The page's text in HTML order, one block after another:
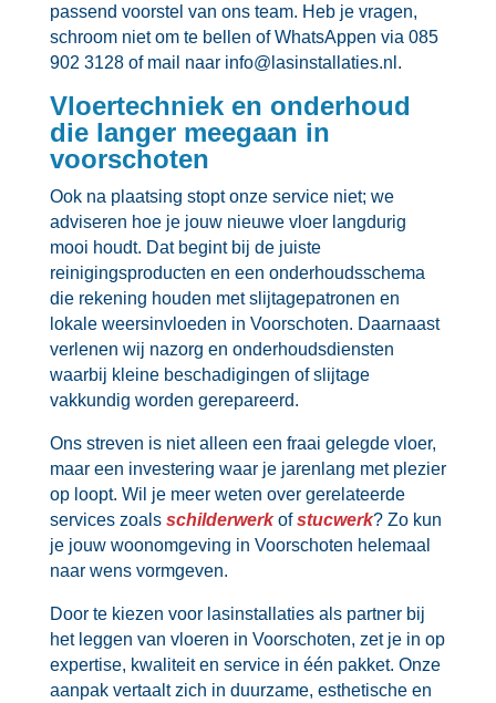
passend voorstel van ons team.​ Heb je vragen,
schroom niet om te bellen of WhatsAppen via 085
902 3128 of mail naar info@lasinstallaties.​nl.​
Vloertechniek en onderhoud
die langer meegaan in
voorschoten
Ook na plaatsing stopt onze service niet; we
adviseren hoe je jouw nieuwe vloer langdurig
mooi houdt.​ Dat begint bij de juiste
reinigingsproducten en een onderhoudsschema
die rekening houden met slijtagepatronen en
lokale weersinvloeden in Voorschoten.​ Daarnaast
verlenen wij nazorg en onderhoudsdiensten
waarbij kleine beschadigingen of slijtage
vakkundig worden gerepareerd.​
Ons streven is niet alleen een fraai gelegde vloer,
maar een investering waar je jarenlang met plezier
op loopt.​ Wil je meer weten over gerelateerde
services zoals schilderwerkofstucwerk? Zo kun
je jouw woonomgeving in Voorschoten helemaal
naar wens vormgeven.​
Door te kiezen voor lasinstallaties als partner bij
het leggen van vloeren in Voorschoten, zet je in op
expertise, kwaliteit en service in één pakket.​ Onze
aanpak vertaalt zich in duurzame, esthetische en